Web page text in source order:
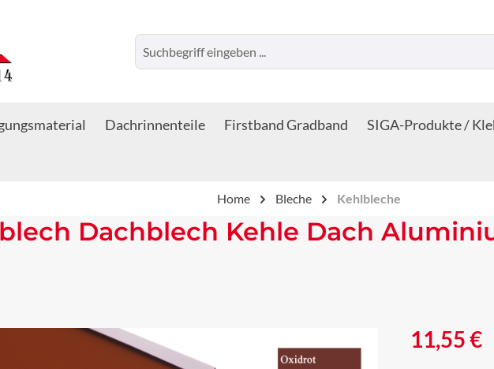
Dachrinnenteile Firstband Gradband SIGA-Produkte /
Home Bleche Kehlbleche
Dachblech Kehle Dach
Regulärer Preis:
11,55 €